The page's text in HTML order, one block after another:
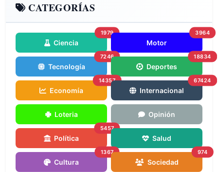
CATEGORÍAS
Ciencia
1979
Motor
3964
Tecnología
7246
Deportes
18834
Economía
14357
Internacional
67424
Loteria Opinión
Política
5457
Salud
Cultura
1367
Sociedad
974